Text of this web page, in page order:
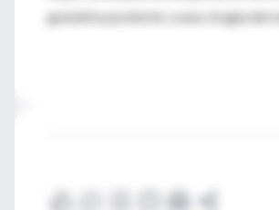
gustativa posterior a una cirugía del